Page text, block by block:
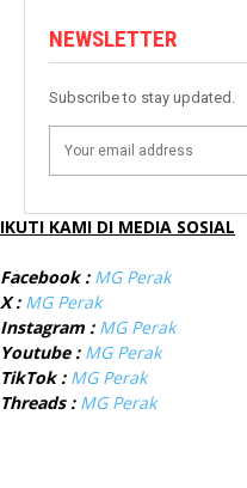
NEWSLETTER
Subscribe to stay updated.
IKUTI KAMI DI MEDIA SOSIAL
Facebook : MG Perak
X : MG Perak
Instagram : MG Perak
Youtube : MG Perak
TikTok : MG Perak
Threads : MG Perak